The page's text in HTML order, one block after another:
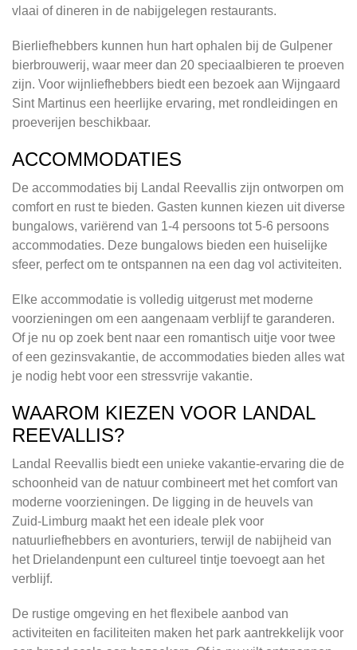
vlaai of dineren in de nabijgelegen restaurants.
Bierliefhebbers kunnen hun hart ophalen bij de Gulpener
bierbrouwerij, waar meer dan 20 speciaalbieren te proeven
zijn. Voor wijnliefhebbers biedt een bezoek aan Wijngaard
Sint Martinus een heerlijke ervaring, met rondleidingen en
proeverijen beschikbaar.
ACCOMMODATIES
De accommodaties bij Landal Reevallis zijn ontworpen om
comfort en rust te bieden. Gasten kunnen kiezen uit diverse
bungalows, variërend van 1-4 persoons tot 5-6 persoons
accommodaties. Deze bungalows bieden een huiselijke
sfeer, perfect om te ontspannen na een dag vol activiteiten.
Elke accommodatie is volledig uitgerust met moderne
voorzieningen om een aangenaam verblijf te garanderen.
Of je nu op zoek bent naar een romantisch uitje voor twee
of een gezinsvakantie, de accommodaties bieden alles wat
je nodig hebt voor een stressvrije vakantie.
WAAROM KIEZEN VOOR LANDAL
REEVALLIS?
Landal Reevallis biedt een unieke vakantie-ervaring die de
schoonheid van de natuur combineert met het comfort van
moderne voorzieningen. De ligging in de heuvels van
Zuid-Limburg maakt het een ideale plek voor
natuurliefhebbers en avonturiers, terwijl de nabijheid van
het Drielandenpunt een cultureel tintje toevoegt aan het
verblijf.
De rustige omgeving en het flexibele aanbod van
activiteiten en faciliteiten maken het park aantrekkelijk voor